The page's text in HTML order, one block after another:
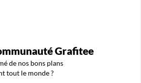
Grafitee
de nos bons plans
tout le monde ?